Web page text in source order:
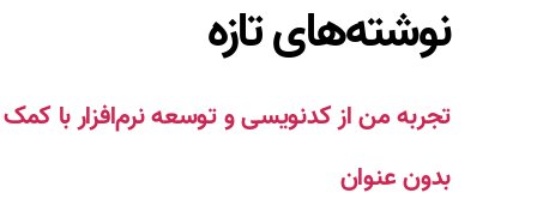
نوشته‌های تازه
تجربه من از کدنویسی و توسعه نرم‌افزار با
بدون عنوان